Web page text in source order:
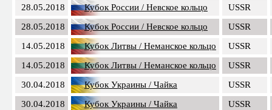
28.05.2018 Кубок России / Невское кольцо
USSR
28.05.2018
Кубок России / Невское кольцо
USSR
14.05.2018
Кубок Литвы / Неманское кольцо
USSR
14.05.2018
Кубок Литвы / Неманское кольцо
USSR
30.04.2018
Кубок Украины / Чайка
USSR
30.04.2018
Кубок Украины / Чайка
USSR